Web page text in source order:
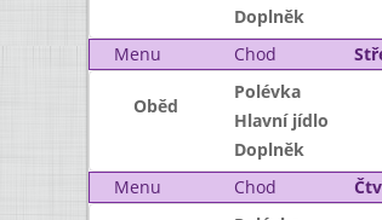
Doplněk
Menu
Chod
Oběd
Polévka
Hlavní jídlo
Doplněk
Menu
Chod